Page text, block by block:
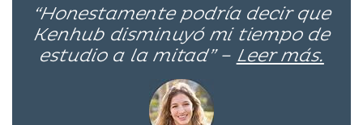
“Honestamente podría decir que
Kenhub disminuyó mi tiempo de
estudio a la mitad” – Leer más.